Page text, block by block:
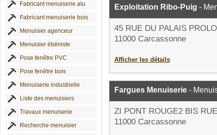
Fabricant menuiserie alu
Fabricant menuiserie bois
Menuisier agenceur
Menuisier ébéniste
Pose fenêtre PVC
Pose fenêtre bois
Menuiserie industrielle
Liste des menuisiers
Travaux menuiserie
Recherche menuisier
Exploitation Ribo-Puig -
45 RUE DU PALAIS
11000 Carcassonne
Afficher les détails
Fargues Menuiserie -
ZI PONT ROUGE2 BIS
11000 Carcassonne